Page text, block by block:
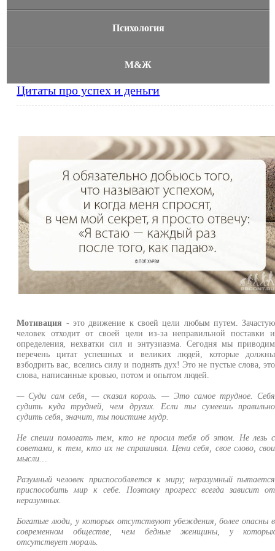
Психология
М&Ж
Цитаты про успех и деньги
Мотивация - это движение к своей цели любым путем. Зачастую
человек отходит от своей цели из-за неправильной поставки и
определения, нехватки сил и энтузиазма. Сегодня мы приводим
перечень цитат успешных и великих людей, которые должны
взбодрить вас, вселись силу и поднять дух! Это не пустые слова, это
слова, написанные кровью, потом и опытом людей.
— Cуди сам себя, — сказал король. — Это самое трудное. Себя
судить куда трудней, чем других. Если ты сумеешь правильно
судить себя, значит, ты поистине мудр.
Не спеши помогать тем, кто не просил тебя об этом. Не лезь с
советами, к тем, кто их не спрашивал. Цени себя, свое слово, свои
мысли…
Разумный человек приспособляется к миру; неразумный пытается
приспособить мир к себе. Поэтому прогресс всегда зависит от
неразумных.
Богатые люди, у которых отсутствуют убеждения, более опасны в
современном обществе, чем бедные женщины, у которых
отсутствует мораль.